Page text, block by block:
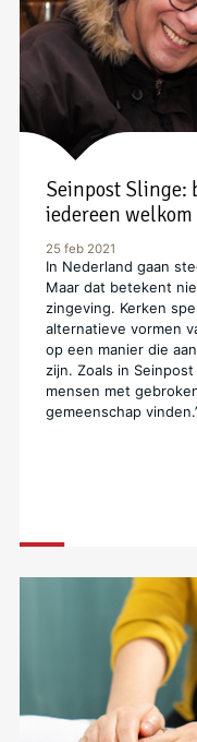
Seinpost Slinge:
iedereen welkom
25 feb 2021
In Nederland gaan
Maar dat betekent
zingeving. Kerken
alternatieve vormen
op een manier die
zijn. Zoals in
mensen met
gemeenschap